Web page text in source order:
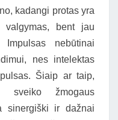
kadangi protas yra
valgymas, bent jau
nebūtinai
nes intelektas
Šiaip ar taip,
žmogaus
sinergiški ir dažnai